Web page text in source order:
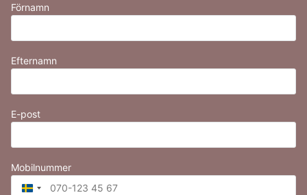
Förnamn
Efternamn
E-post
Mobilnummer
Sweden